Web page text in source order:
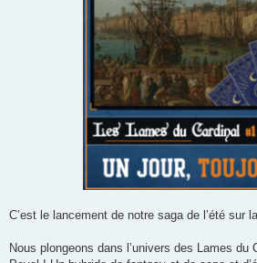
C’est le lancement de notre saga de l’été sur
Nous plongeons dans l’univers des Lames du